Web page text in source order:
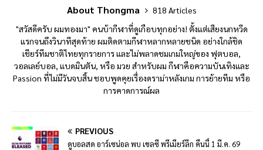
About Thongma
818 Articles
"สวัสดีครับ ผมทองมา" คนบ้ากีฬาที่ดูเกือบทุกอย่าง! ตั้งแต่เสียงนกหวีด
แรกจนถึงวินาทีสุดท้าย ผมติดตามกีฬาหลากหลายชนิด อย่างใกล้ชิด
เชียร์ทีมชาติไทยทุกรายการ และไม่พลาดชมเกมใหญ่ของ ฟุตบอล,
วอลเลย์บอล, แบดมินตัน, หรือ มวย สำหรับผม กีฬาคือความบันเทิงและ
Passion ที่ไม่มีวันจบสิ้น ชอบพูดคุยเรื่องดราม่าหลังเกม การย้ายทีม หรือ
การคาดการณ์ผล
PREVIOUS
ดูบอลสด อาร์เซน่อล พบ เชลซี พรีเมียร์ลีก คืนนี้ 1 มี.ค. 69